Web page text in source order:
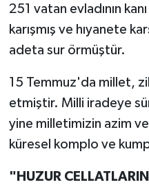
251 vatan evladının
karışmış ve hıyanete
adeta sur örmüştür.
15 Temmuz'da millet,
etmiştir. Milli iradeye
yine milletimizin azim
küresel komplo ve
"HUZUR